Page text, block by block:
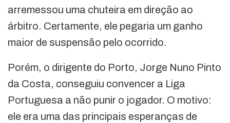
arremessou uma chuteira em direção ao
árbitro. Certamente, ele pegaria um ganho
maior de suspensão pelo ocorrido.
Porém, o dirigente do Porto, Jorge Nuno Pinto
da Costa, conseguiu convencer a Liga
Portuguesa a não punir o jogador. O motivo:
ele era uma das principais esperanças de